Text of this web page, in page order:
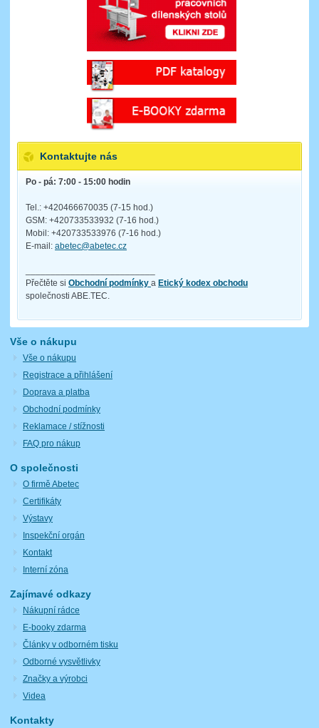
Kontaktujte nás
Po - pá: 7:00 - 15:00 hodin
Tel.: +420466670035 (7-15 hod.)
GSM: +420733533932 (7-16 hod.)
Mobil: +420733533976 (7-16 hod.)
E-mail: abetec@abetec.cz
Přečtěte si Obchodní podmínky a Etický kodex obchodu
společnosti ABE.TEC.
Vše o nákupu
Vše o nákupu
Registrace a přihlášení
Doprava a platba
Obchodní podmínky
Reklamace / stížnosti
FAQ pro nákup
O společnosti
O firmě Abetec
Certifikáty
Výstavy
Inspekční orgán
Kontakt
Interní zóna
Zajímavé odkazy
Nákupní rádce
E-booky zdarma
Články v odborném tisku
Odborné vysvětlivky
Značky a výrobci
Videa
Kontakty